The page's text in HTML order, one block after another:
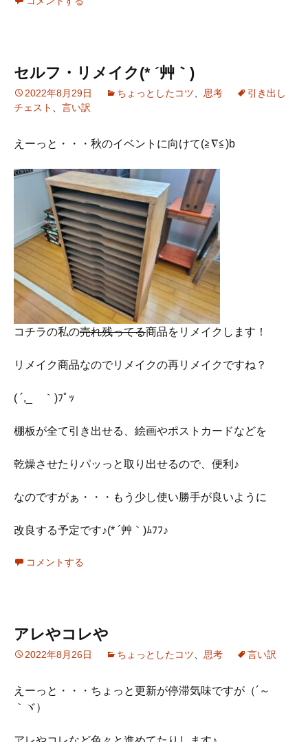
セルフ・リメイク(* ´艸｀)
2022年8月29日 ちょっとしたコツ 思考
引き出し
チェスト
言い訳
えーっと・・・秋のイベントに向けて(≧∇≦)b
コチラの私の売れ残ってる商品をリメイクします！
リメイク商品なのでリメイクの再リメイクですね？
( ´,_ゝ｀)ﾌﾟｯ
棚板が全て引き出せる、絵画やポストカードなどを
乾燥させたりパッっと取り出せるので、便利♪
なのですがぁ・・・もう少し使い勝手が良いように
改良する予定です♪(* ´艸｀)ﾑﾌﾌ♪
コメントする
アレやコレや
2022年8月26日 ちょっとしたコツ 思考 言い訳
えーっと・・・ちょっと更新が停滞気味ですが（´～
｀ヾ）